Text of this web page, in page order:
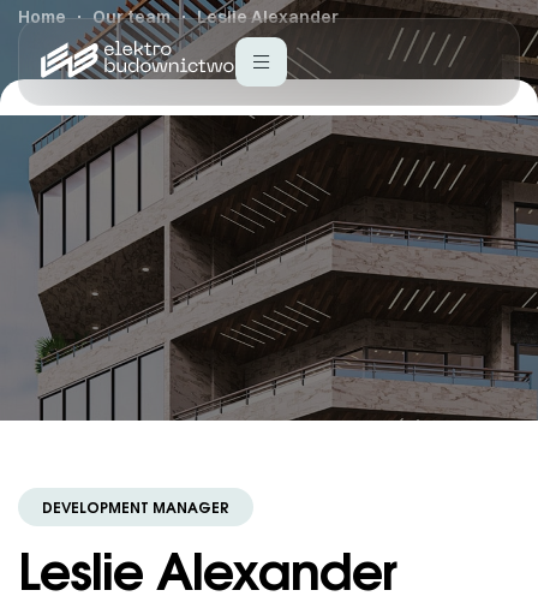
Home Our team Leslie Alexander
DEVELOPMENT MANAGER
Leslie Alexander